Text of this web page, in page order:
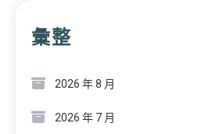
彙整
2026 年 8 月
2026 年 7 月